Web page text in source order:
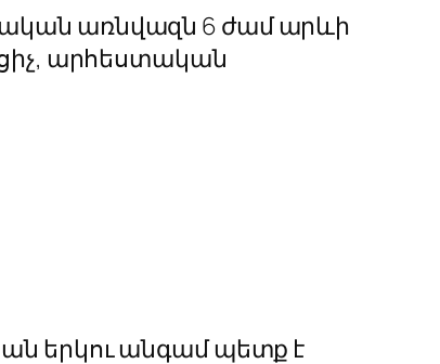
առնվազն 6 ժամ արևի
արհեստական
երկու անգամ պետք է